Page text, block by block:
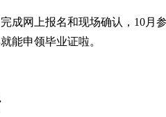
成网上报名和现场确认，10
能申领毕业证啦。